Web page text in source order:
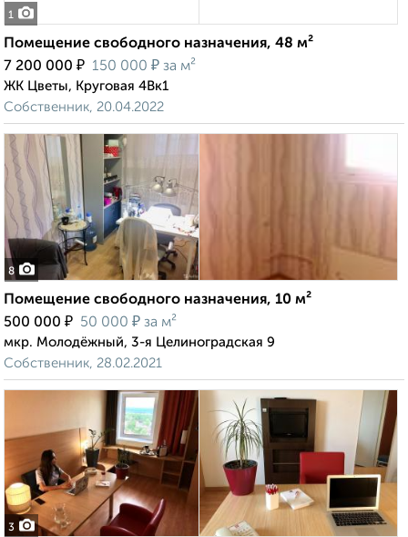
1
Помещение свободного назначения, 48 м²
7 200 000 ₽ 150 000 ₽ за м²
ЖК Цветы, Круговая 4Вк1
Собственник, 20.04.2022
8
Помещение свободного назначения, 10 м²
500 000 ₽ 50 000 ₽ за м²
мкр. Молодёжный, 3-я Целиноградская 9
Собственник, 28.02.2021
3